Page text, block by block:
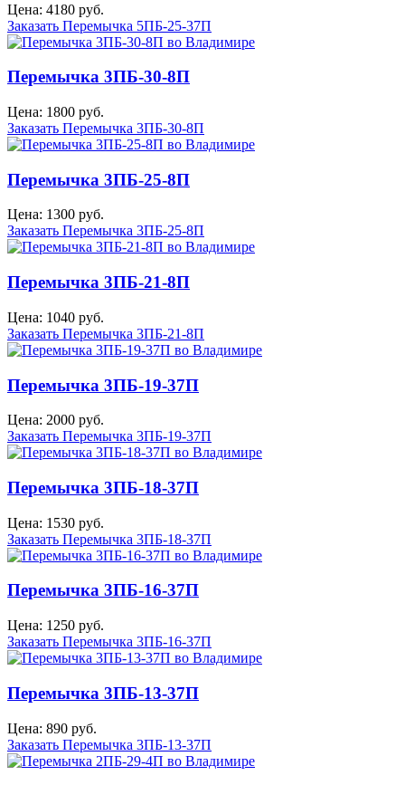
Цена: 4180 руб.
Заказать Перемычка 5ПБ-25-37П
Перемычка 3ПБ-30-8П
Цена: 1800 руб.
Заказать Перемычка 3ПБ-30-8П
Перемычка 3ПБ-25-8П
Цена: 1300 руб.
Заказать Перемычка 3ПБ-25-8П
Перемычка 3ПБ-21-8П
Цена: 1040 руб.
Заказать Перемычка 3ПБ-21-8П
Перемычка 3ПБ-19-37П
Цена: 2000 руб.
Заказать Перемычка 3ПБ-19-37П
Перемычка 3ПБ-18-37П
Цена: 1530 руб.
Заказать Перемычка 3ПБ-18-37П
Перемычка 3ПБ-16-37П
Цена: 1250 руб.
Заказать Перемычка 3ПБ-16-37П
Перемычка 3ПБ-13-37П
Цена: 890 руб.
Заказать Перемычка 3ПБ-13-37П